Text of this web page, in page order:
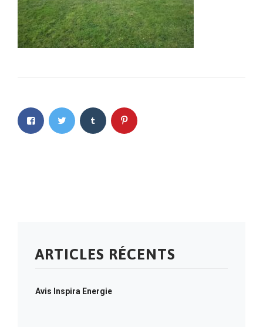
ARTICLES RÉCENTS
Avis Inspira Energie